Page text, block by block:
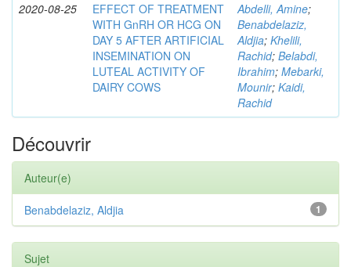
2020-08-25
EFFECT OF TREATMENT
WITH GnRH OR HCG ON
DAY 5 AFTER ARTIFICIAL
INSEMINATION ON
LUTEAL ACTIVITY OF
DAIRY COWS
Abdelli, Amine;
Benabdelaziz,
Aldjia; Khelili,
Rachid; Belabdi,
Ibrahim; Mebarki,
Mounir; Kaidi,
Rachid
Découvrir
Auteur(e)
1
Benabdelaziz, Aldjia
Sujet